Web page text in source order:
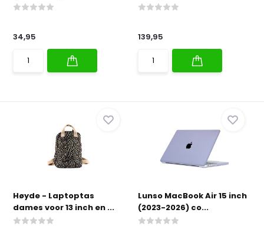
34,95 139,95
Høyde - Laptoptas
dames voor 13 inch en ...
Lunso MacBook Air 15 inch
(2023-2026) co...